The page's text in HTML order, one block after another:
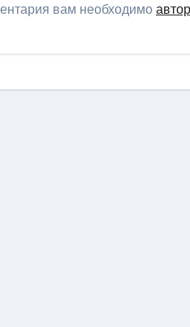
вам необходимо